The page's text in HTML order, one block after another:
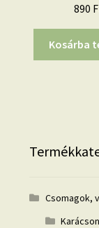
890
Kosárba
Csomagok,